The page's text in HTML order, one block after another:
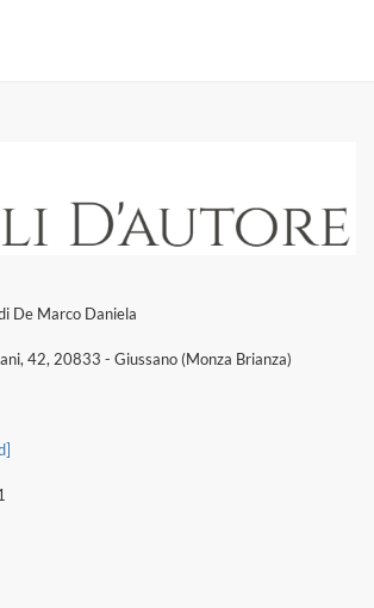
De Marco Daniela
42, 20833 - Giussano (Monza Brianza)